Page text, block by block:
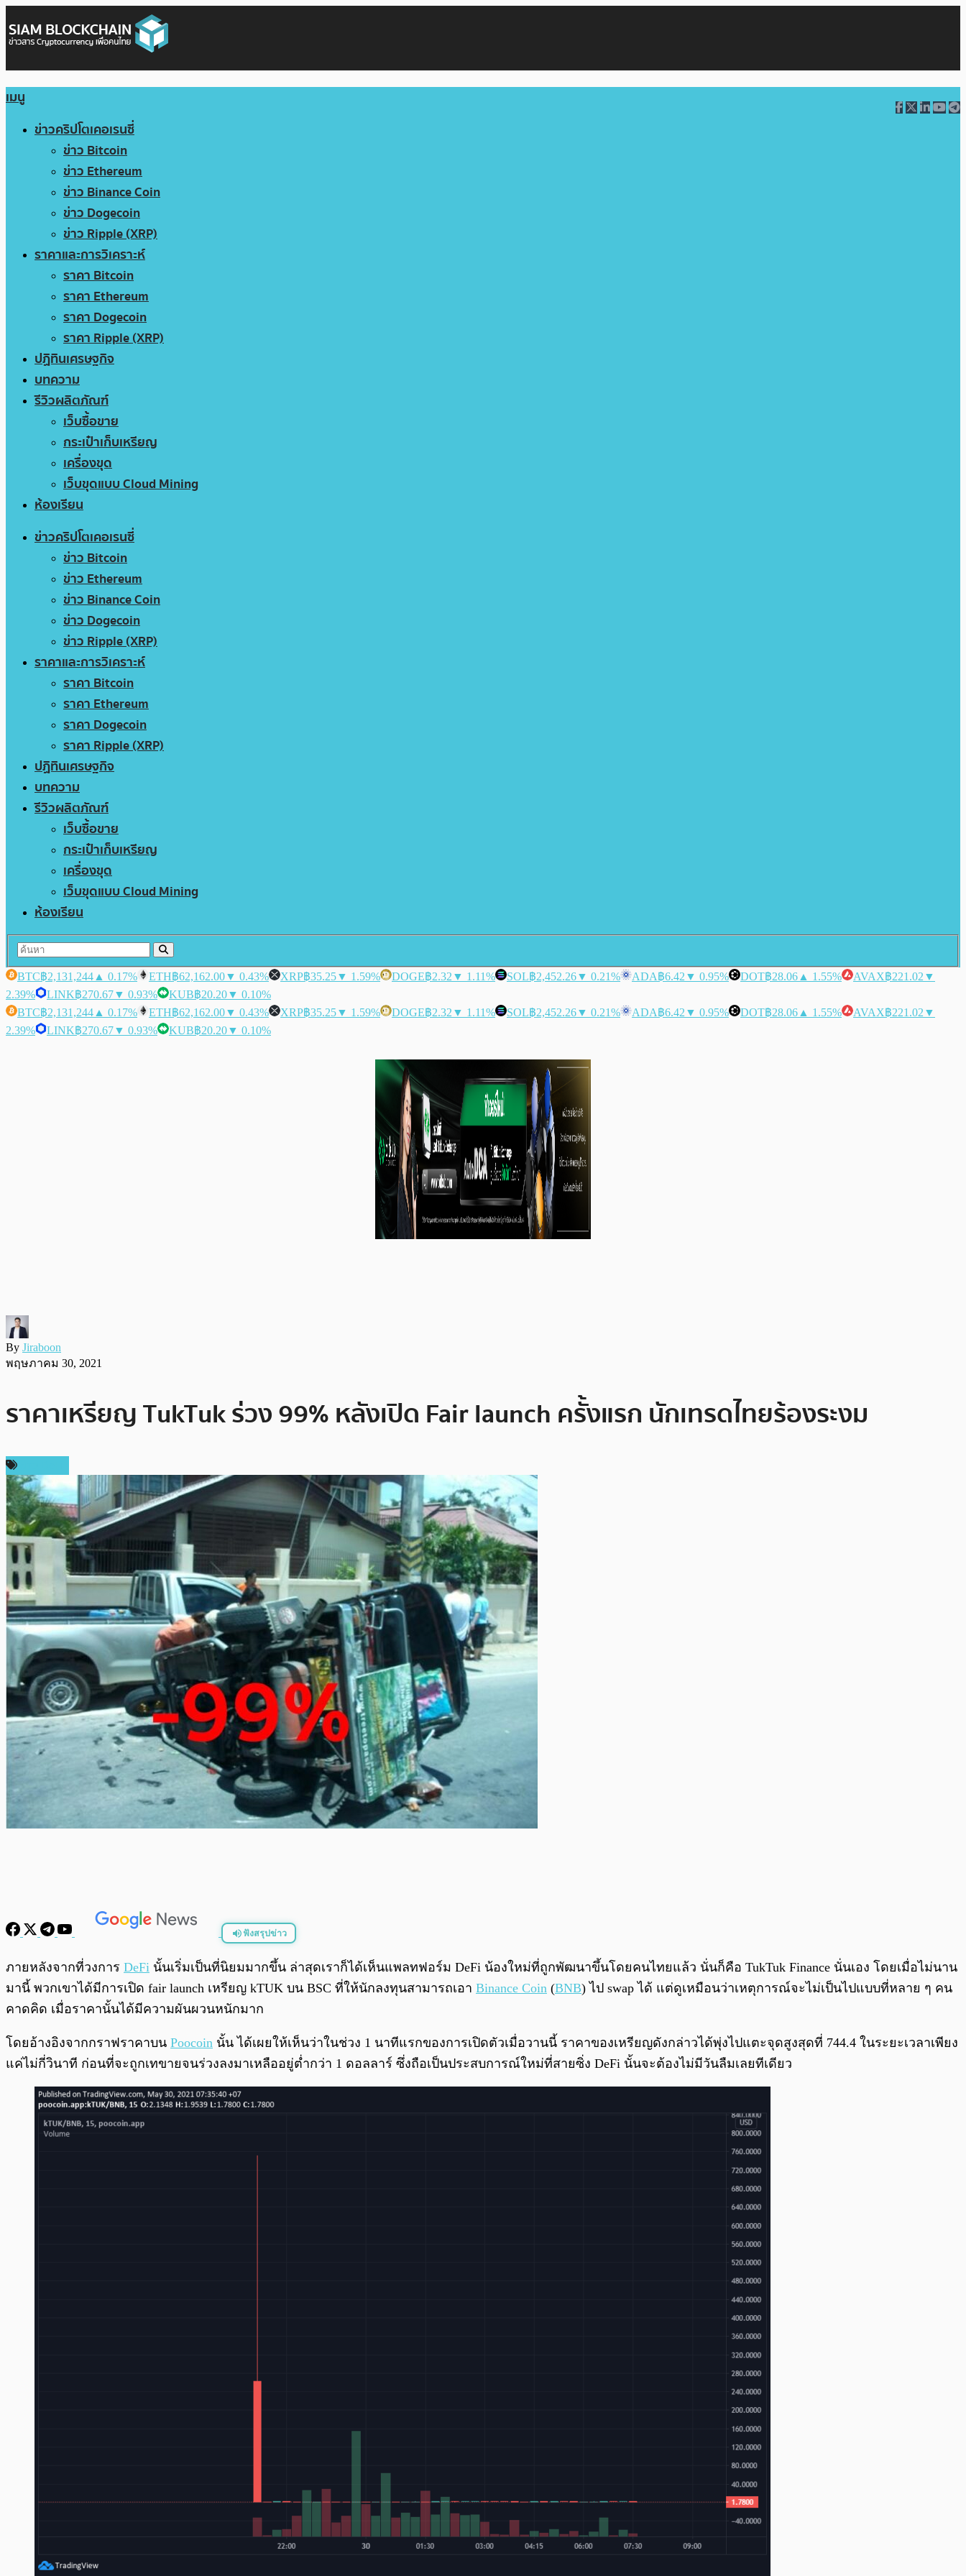
เมนู
ข่าวคริปโตเคอเรนซี่
ข่าว Bitcoin
ข่าว Ethereum
ข่าว Binance Coin
ข่าว Dogecoin
ข่าว Ripple (XRP)
ราคาและการวิเคราะห์
ราคา Bitcoin
ราคา Ethereum
ราคา Dogecoin
ราคา Ripple (XRP)
ปฏิทินเศรษฐกิจ
บทความ
รีวิวผลิตภัณฑ์
เว็บซื้อขาย
กระเป๋าเก็บเหรียญ
เครื่องขุด
เว็บขุดแบบ Cloud Mining
ห้องเรียน
ข่าวคริปโตเคอเรนซี่
ข่าว Bitcoin
ข่าว Ethereum
ข่าว Binance Coin
ข่าว Dogecoin
ข่าว Ripple (XRP)
ราคาและการวิเคราะห์
ราคา Bitcoin
ราคา Ethereum
ราคา Dogecoin
ราคา Ripple (XRP)
ปฏิทินเศรษฐกิจ
บทความ
รีวิวผลิตภัณฑ์
เว็บซื้อขาย
กระเป๋าเก็บเหรียญ
เครื่องขุด
เว็บขุดแบบ Cloud Mining
ห้องเรียน
BTC฿2,131,244 ▲ 0.17% ETH฿62,162.00▼ 0.43% XRP฿35.25▼ 1.59% DOGE฿2.32 ▼ 1.11% SOL฿2,452.26▼ 0.21% ADA฿6.42 ▼ 0.95% DOT฿28.06 ▲ 1.55% AVAX฿221.02 ▼
2.39%
LINK฿270.67▼ 0.93% KUB฿20.20▼ 0.10%
BTC฿2,131,244 ▲ 0.17% ETH฿62,162.00▼ 0.43% XRP฿35.25▼ 1.59% DOGE฿2.32 ▼ 1.11% SOL฿2,452.26▼ 0.21% ADA฿6.42 ▼ 0.95% DOT฿28.06 ▲ 1.55% AVAX฿221.02 ▼
2.39%
LINK฿270.67▼ 0.93% KUB฿20.20▼ 0.10%
By Jiraboon
พฤษภาคม 30, 2021
ราคาเหรียญ TukTuk ร่วง 99% หลังเปิด Fair launch ครั้งแรก นักเทรดไทยร้องระงม
ฟังสรุปข่าว
พร้อมเล่น 0:00 0:00
ภายหลังจากที่วงการ DeFi นั้นเริ่มเป็นที่นิยมมากขึ้น ล่าสุดเราก็ได้เห็นแพลทฟอร์ม DeFi น้องใหม่ที่ถูกพัฒนาขึ้นโดยคนไทยแล้ว นั่นก็คือ TukTuk Finance นั่นเอง โดยเมื่อไม่นาน
มานี้ พวกเขาได้มีการเปิด fair launch เหรียญ kTUK บน BSC ที่ให้นักลงทุนสามารถเอา Binance Coin (BNB) ไป swap ได้ แต่ดูเหมือนว่าเหตุการณ์จะไม่เป็นไปแบบที่หลาย ๆ คน
คาดคิด เมื่อราคานั้นได้มีความผันผวนหนักมาก
โดยอ้างอิงจากกราฟราคาบน Poocoin นั้น ได้เผยให้เห็นว่าในช่วง 1 นาทีแรกของการเปิดตัวเมื่อวานนี้ ราคาของเหรียญดังกล่าวได้พุ่งไปแตะจุดสูงสุดที่ 744.4 ในระยะเวลาเพียง
แค่ไม่กี่วินาที ก่อนที่จะถูกเทขายจนร่วงลงมาเหลืออยู่ต่ำกว่า 1 ดอลลาร์ ซึ่งถือเป็นประสบการณ์ใหม่ที่สายซิ่ง DeFi นั้นจะต้องไม่มีวันลืมเลยทีเดียว